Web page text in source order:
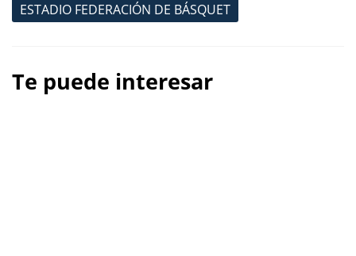
ESTADIO FEDERACIÓN DE BÁSQUET
Te puede interesar